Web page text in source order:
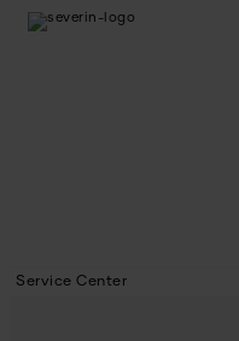
Service Center